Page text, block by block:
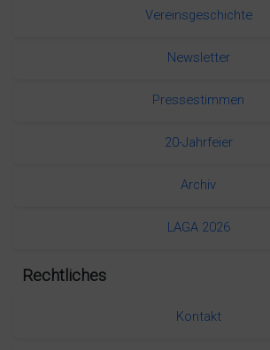
Vereinsgeschichte
Newsletter
Pressestimmen
20-Jahrfeier
Archiv
LAGA 2026
Rechtliches
Kontakt